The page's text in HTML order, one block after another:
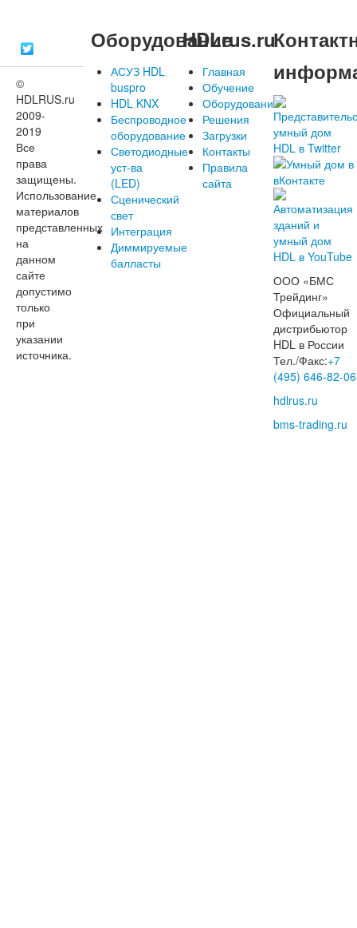
©
HDLRUS.ru
2009-
2019
Все
права
защищены.
Использование
материалов
представленных
на
данном
сайте
допустимо
только
при
указании
источника.
Оборудование
АСУЗ HDL
buspro
HDL KNX
Беспроводное
оборудование
Светодиодные
уст-ва
(LED)
Сценический
свет
Интеграция
Диммируемые
балласты
HDLrus.ru
Главная
Обучение
Оборудование
Решения
Загрузки
Контакты
Правила
сайта
ООО «БМС
Трейдинг»
Официальный
дистрибьютор
HDL в России
Тел./Факс:+7
(495) 646-82-06
hdlrus.ru
bms-trading.ru